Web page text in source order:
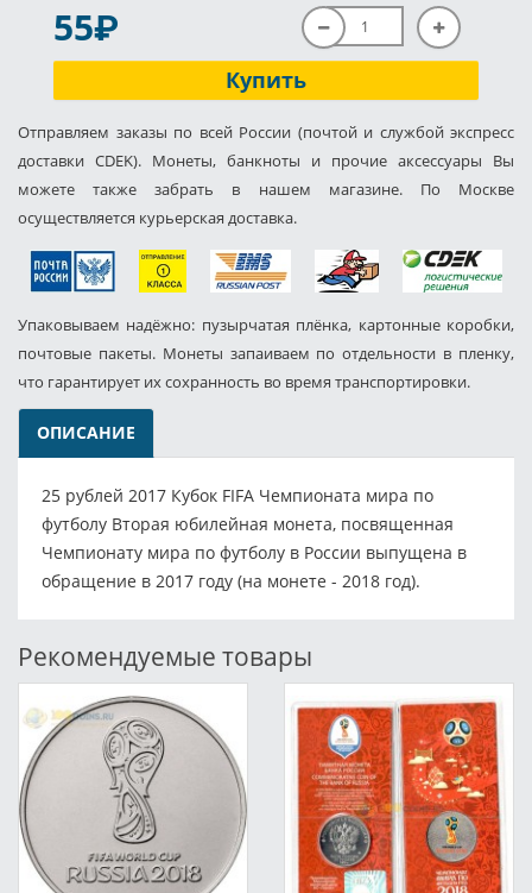
55P
Купить
Отправляем заказы по всей России (почтой и службой экспресс
доставки CDEK). Монеты, банкноты и прочие аксессуары Вы
можете также забрать в нашем магазине. По Москве
осуществляется курьерская доставка.
Упаковываем надёжно: пузырчатая плёнка, картонные коробки,
почтовые пакеты. Монеты запаиваем по отдельности в пленку,
что гарантирует их сохранность во время транспортировки.
ОПИСАНИЕ
25 рублей 2017 Кубок FIFA Чемпионата мира по
футболу Вторая юбилейная монета, посвященная
Чемпионату мира по футболу в России выпущена в
обращение в 2017 году (на монете - 2018 год).
Рекомендуемые товары